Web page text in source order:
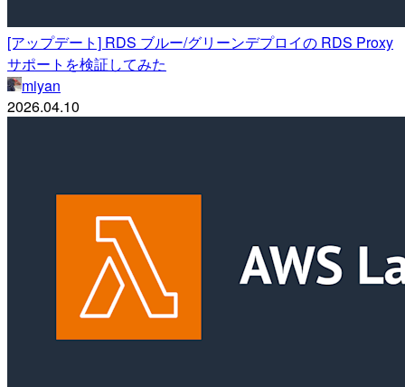
[アップデート] RDS ブルー/グリーンデプロイの RDS Proxy
サポートを検証してみた
miyan
2026.04.10